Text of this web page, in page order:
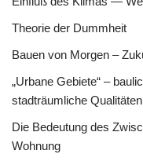
Theorie der Dummheit
Bauen von Morgen –
„Urbane Gebiete“ –
stadträumliche
Die Bedeutung des
Wohnung